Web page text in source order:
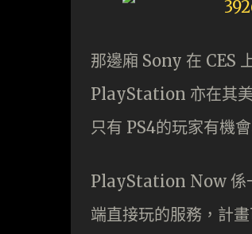
那邊廂 Sony 在 CES
PlayStation 亦在其
只有 PS4的玩家有機
PlayStation Now 係
端直接玩的服務，計